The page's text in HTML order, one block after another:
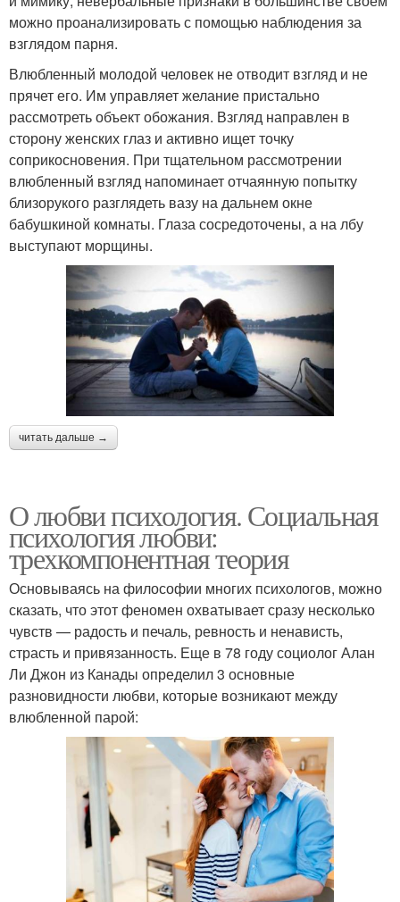
можно проанализировать с помощью наблюдения за
взглядом парня.
Влюбленный молодой человек не отводит взгляд и не
прячет его. Им управляет желание пристально
рассмотреть объект обожания. Взгляд направлен в
сторону женских глаз и активно ищет точку
соприкосновения. При тщательном рассмотрении
влюбленный взгляд напоминает отчаянную попытку
близорукого разглядеть вазу на дальнем окне
бабушкиной комнаты. Глаза сосредоточены, а на лбу
выступают морщины.
читать дальше →
О любви психология. Социальная
психология любви:
трехкомпонентная теория
Основываясь на философии многих психологов, можно
сказать, что этот феномен охватывает сразу несколько
чувств — радость и печаль, ревность и ненависть,
страсть и привязанность. Еще в 78 году социолог Алан
Ли Джон из Канады определил 3 основные
разновидности любви, которые возникают между
влюбленной парой: